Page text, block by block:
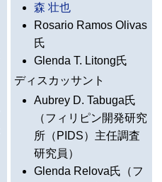
森 壮也
Rosario Ramos Olivas
氏
Glenda T. Litong氏
ディスカッサント
Aubrey D. Tabuga氏
（フィリピン開発研究
所（ PIDS）主任調査
研究員）
Glenda Relova氏（フ